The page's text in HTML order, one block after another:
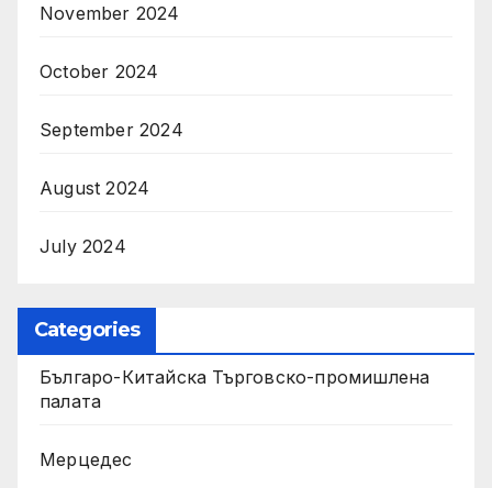
November 2024
October 2024
September 2024
August 2024
July 2024
Categories
Българо-Китайска Търговско-промишлена
палaта
Мерцедес